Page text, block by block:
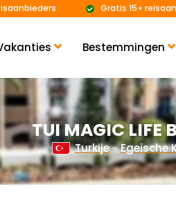
Bestemmingen
Gratis 15+
TUI MAGIC
Turkije-Egeïsche